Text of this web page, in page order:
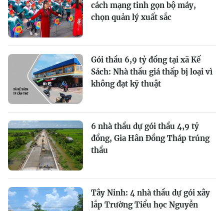
cách mạng tinh gọn bộ máy,
chọn quản lý xuất sắc
Gói thầu 6,9 tỷ đồng tại xã Kế
Sách: Nhà thầu giá thấp bị loại vì
không đạt kỹ thuật
6 nhà thầu dự gói thầu 4,9 tỷ
đồng, Gia Hân Đồng Tháp trúng
thầu
Tây Ninh: 4 nhà thầu dự gói xây
lắp Trường Tiểu học Nguyễn